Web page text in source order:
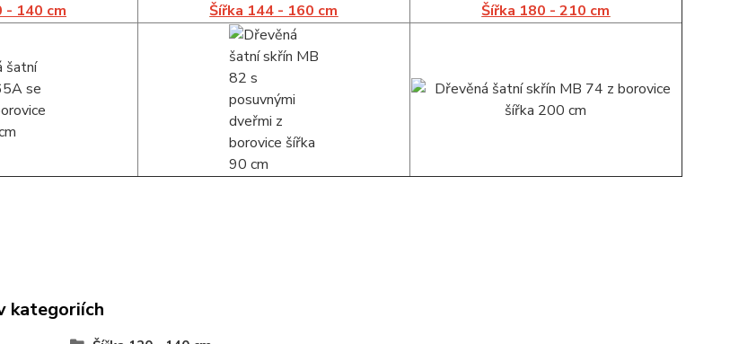
- 140 cm Šířka 144 - 160 cm Šířka 180 - 210 cm
kategoriích